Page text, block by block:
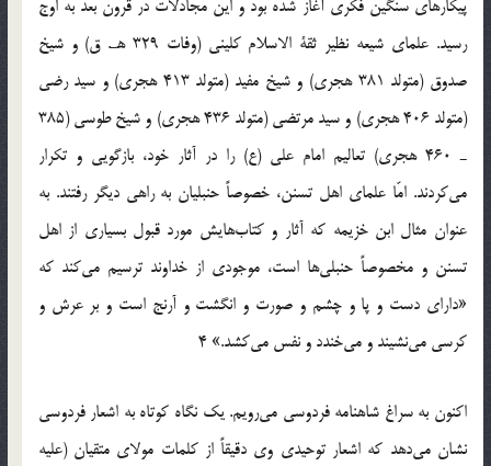
پيكارهاي سنگين فكري آغاز شده بود و اين مجادلات در قرون بعد به اوج
رسيد. علماي شيعه نظير ثقة الاسلام كليني (وفات 329 هـ. ق) و شيخ
صدوق (متولد 381 هجري) و شيخ مفيد (متولد 413 هجري) و سيد رضي
(متولد 406 هجري) و سيد مرتضي (متولد 436 هجري) و شيخ طوسي (385
ـ 460 هجري) تعاليم امام علي (ع) را در آثار خود، بازگويي و تكرار
مي‌كردند. امّا علماي اهل تسنن، خصوصاً حنبليان به راهي ديگر رفتند. به
عنوان مثال ابن خزيمه كه آثار و كتاب‌هايش مورد قبول بسياري از اهل
تسنن و مخصوصاً حنبلي‌ها است، موجودي از خداوند ترسيم مي‌كند كه
«داراي دست و پا و چشم و صورت و انگشت و آرنج است و بر عرش و
كرسي مي‌نشيند و مي‌خندد و نفس مي‌كشد.» 4
اكنون به سراغ شاهنامه فردوسي مي‌رويم. يك نگاه كوتاه به اشعار فردوسي
نشان مي‌دهد كه اشعار توحيدي وي دقيقاً از كلمات مولاي متقيان (علیه